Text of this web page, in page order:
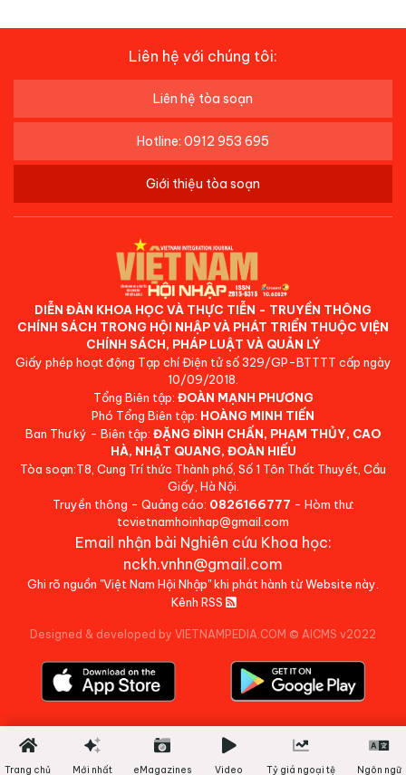
Liên hệ với chúng tôi:
Liên hệ tòa soạn
Hotline: 0912 953 695
Giới thiệu tòa soạn
DIỄN ĐÀN KHOA HỌC VÀ THỰC TIỄN - TRUYỀN THÔNG
CHÍNH SÁCH TRONG HỘI NHẬP VÀ PHÁT TRIỂN THUỘC VIỆN
CHÍNH SÁCH, PHÁP LUẬT VÀ QUẢN LÝ
Giấy phép hoạt động Tạp chí Điện tử số 329/GP-BTTTT cấp ngày
10/09/2018.
Tổng Biên tập: ĐOÀN MẠNH PHƯƠNG
Phó Tổng Biên tập: HOÀNG MINH TIẾN
Ban Thư ký - Biên tập: ĐẶNG ĐÌNH CHẤN, PHẠM THỦY, CAO
HÀ, NHẬT QUANG, ĐOÀN HIẾU
Tòa soạn:T8, Cung Trí thức Thành phố, Số 1 Tôn Thất Thuyết, Cầu
Giấy, Hà Nội.
Truyền thông - Quảng cáo: 0826166777 - Hòm thư:
tcvietnamhoinhap@gmail.com
Email nhận bài Nghiên cứu Khoa học:
nckh.vnhn@gmail.com
Ghi rõ nguồn "Việt Nam Hội Nhập" khi phát hành từ Website này.
Kênh RSS
Designed & developed by VIETNAMPEDIA.COM © AICMS v2022
Trang chủ Mới nhất eMagazines Video Tỷ giá ngoại tệ Ngôn ngữ